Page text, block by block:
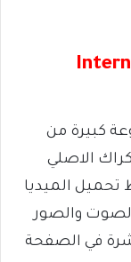
كبيرة من
الاصلي
الميديا
والصور
في الصفحة